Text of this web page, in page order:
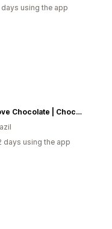
days using the app
Love Chocolate | Chocolate do Amor
days using the app